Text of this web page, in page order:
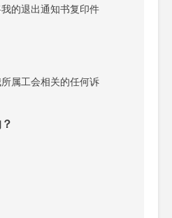
的退出通知书复印件
属工会相关的任何诉